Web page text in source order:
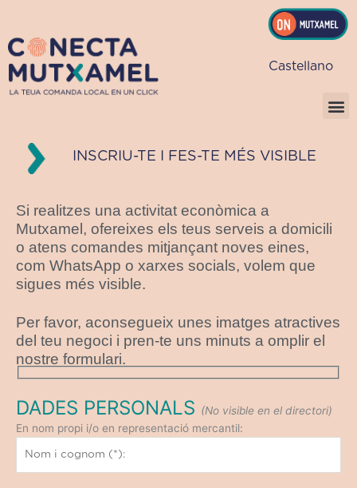
contingut
Castellano
INSCRIU-TE I FES-TE MÉS VISIBLE
Si realitzes una activitat econòmica a
Mutxamel, ofereixes els teus serveis a domicili
o atens comandes mitjançant noves eines,
com WhatsApp o xarxes socials, volem que
sigues més visible.
Per favor, aconsegueix unes imatges atractives
del teu negoci i pren-te uns minuts a omplir el
nostre formulari.
DADES PERSONALS (No visible en el directori)
En nom propi i/o en representació mercantil: